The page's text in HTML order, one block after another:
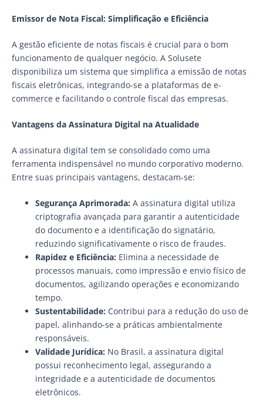
Emissor de Nota Fiscal: Simplificação e Eficiência
A gestão eficiente de notas fiscais é crucial para o bom
funcionamento de qualquer negócio. A Solusete
disponibiliza um sistema que simplifica a emissão de notas
fiscais eletrônicas, integrando-se a plataformas de e-
commerce e facilitando o controle fiscal das empresas.
Vantagens da Assinatura Digital na Atualidade
A assinatura digital tem se consolidado como uma
ferramenta indispensável no mundo corporativo moderno.
Entre suas principais vantagens, destacam-se:
Segurança Aprimorada: A assinatura digital utiliza
criptografia avançada para garantir a autenticidade
do documento e a identificação do signatário,
reduzindo significativamente o risco de fraudes.
Rapidez e Eficiência: Elimina a necessidade de
processos manuais, como impressão e envio físico de
documentos, agilizando operações e economizando
tempo.
Sustentabilidade: Contribui para a redução do uso de
papel, alinhando-se a práticas ambientalmente
responsáveis.
Validade Jurídica: No Brasil, a assinatura digital
possui reconhecimento legal, assegurando a
integridade e a autenticidade de documentos
eletrônicos.